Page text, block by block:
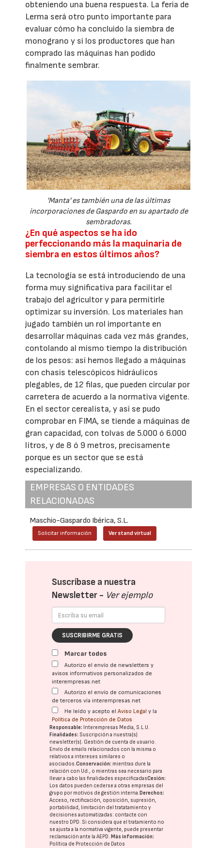
obteniendo una buena respuesta. La feria de
Lerma será otro punto importante para
evaluar cómo ha concluido la siembra de
monograno y si los productores que han
comprado las máquinas han podido
finalmente sembrar.
'Manta' es también una de las últimas
incorporaciones de Gaspardo en su apartado de
sembradoras.
¿En qué aspectos se ha ido
perfeccionando más la maquinaria de
siembra en estos últimos años?
La tecnología se está introduciendo de una
forma muy significativa para facilitar el
trabajo del agricultor y para permitirle
optimizar su inversión. Los materiales han
jugado también un rol importante en
desarrollar máquinas cada vez más grandes,
contolando al mismo tiempo la distribución
de los pesos: así hemos llegado a máquinas
con chasis telescópicos hidráulicos
plegables, de 12 filas, que pueden circular por
carretera de acuerdo a la normativa vigente.
En el sector cerealista, y así se pudo
comprobar en FIMA, se tiende a máquinas de
gran capacidad, con tolvas de 5.000 ó 6.000
litros, y de 8 ó 9 metros, precisamente
porque es un sector que se está
especializando.
EMPRESAS O ENTIDADES
RELACIONADAS
Maschio-Gaspardo Ibérica, S.L.
Solicitar información Ver stand virtual
Suscríbase a nuestra
Newsletter - Ver ejemplo
SUSCRIBIRME GRATIS
Marcar todos
Autorizo el envío de newsletters y
avisos informativos personalizados de
interempresas.net
Autorizo el envío de comunicaciones
de terceros vía interempresas.net
He leído y acepto elAviso Legal y la
Política de Protección de Datos
Responsable: Interempresas Media, S.L.U.
Finalidades: Suscripción a nuestra(s)
newsletter(s). Gestión de cuenta de usuario.
Envío de emails relacionados con la misma o
relativos a intereses similares o
asociados.Conservación: mientras dure la
relación con Ud., o mientras sea necesario para
llevar a cabo las finalidades especificadasCesión:
Los datos pueden cederse a otras empresas del
grupo por motivos de gestión interna. Derechos:
Acceso, rectificación, oposición, supresión,
portabilidad, limitación del tratatamiento y
decisiones automatizadas: contacte con
nuestro DPD. Si considera que el tratamiento no
se ajusta a la normativa vigente, puede presentar
reclamación ante laAEPD. Más información:
Política de Protección de Datos